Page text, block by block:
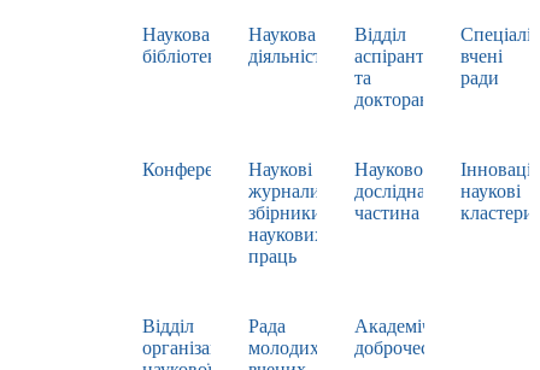
Наукова
бібліотека
Наукова
діяльність
Відділ
аспірантури
та
докторантури
вчені
ради
Конференції
Наукові
журнали,
збірники
наукових
праць
Науково-
дослідна
частина
наукові
кластери
Відділ
організації
Рада
молодих
Академічна
доброчесність